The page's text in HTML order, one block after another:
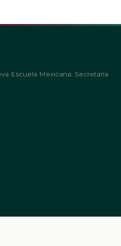
Escuela Mexicana. Secretaría